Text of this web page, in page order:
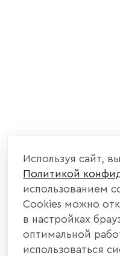
Используя сайт,
Политикой
использованием
Cookies можно
в настройках
оптимальной
использоваться